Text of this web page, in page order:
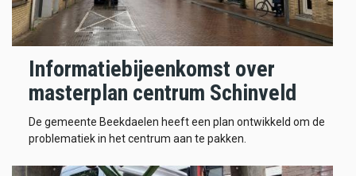
Informatiebijeenkomst over
masterplan centrum Schinveld
De gemeente Beekdaelen heeft een plan ontwikkeld om de
problematiek in het centrum aan te pakken.